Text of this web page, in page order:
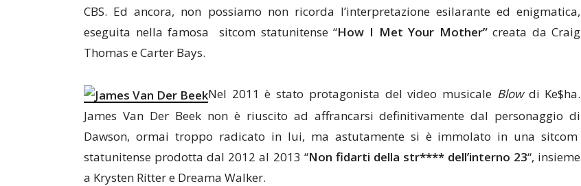
CBS. Ed ancora, non possiamo non ricorda l’interpretazione esilarante ed enigmatica,
eseguita nella famosa sitcom statunitense “How I Met Your Mother”creata da Craig
Thomas e Carter Bays.
Nel 2011 è stato protagonista del video musicale Blowdi Ke$ha.
James Van Der Beek non è riuscito ad affrancarsi definitivamente dal personaggio di
Dawson, ormai troppo radicato in lui, ma astutamente si è immolato in una sitcom
statunitense prodotta dal 2012 al 2013 “Non fidarti della str**** dell’interno 23“, insieme
a Krysten Ritter e Dreama Walker.